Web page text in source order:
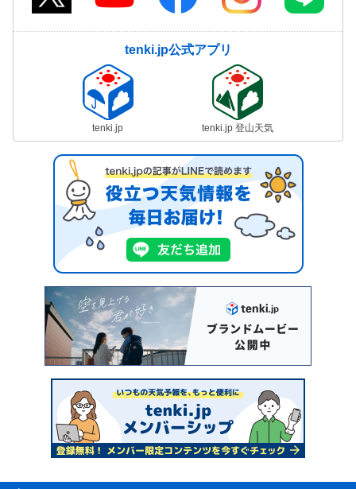
tenki.jp公式アプリ
tenki.jp tenki.jp 登山天気